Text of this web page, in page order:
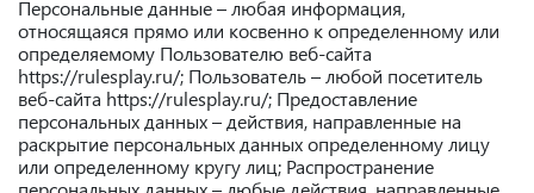
Персональные данные – любая информация,
относящаяся прямо или косвенно к определенному или
определяемому Пользователю веб-сайта
https://rulesplay.ru/; Пользователь – любой посетитель
веб-сайта https://rulesplay.ru/; Предоставление
персональных данных – действия, направленные на
раскрытие персональных данных определенному лицу
или определенному кругу лиц; Распространение